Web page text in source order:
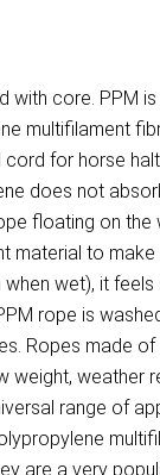
with core. PPM
multifilament
cord for horse
does not
floating on the
material to
when wet), it
rope is
Ropes made of
weight, weather
range of
are a very